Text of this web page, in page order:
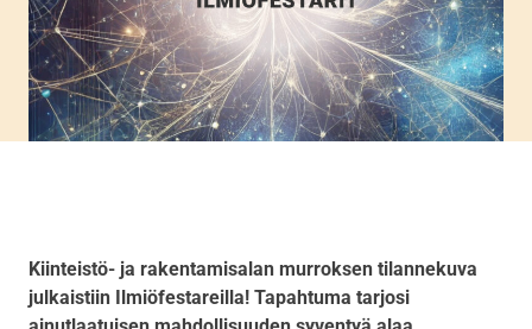
Kiinteistö- ja rakentamisalan murroksen tilannekuva
julkaistiin Ilmiöfestareilla! Tapahtuma tarjosi